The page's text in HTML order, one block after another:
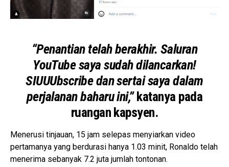
“Penantian telah berakhir. Saluran
YouTube saya sudah dilancarkan!
SIUUUbscribe dan sertai saya dalam
perjalanan baharu ini,”katanya pada
ruangan kapsyen.
Menerusi tinjauan, 15 jam selepas menyiarkan video
pertamanya yang berdurasi hanya 1.03 minit, Ronaldo telah
menerima sebanyak 7.2 juta jumlah tontonan.